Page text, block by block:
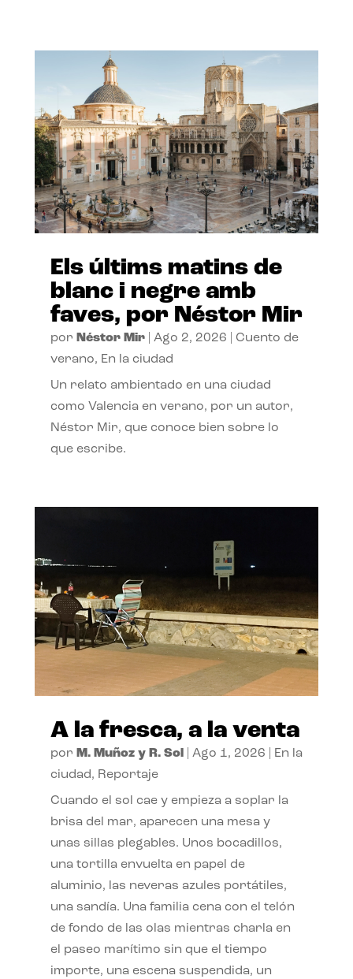
Els últims matins de
blanc i negre amb
faves, por Néstor Mir
por Néstor Mir| Ago 2, 2026
Cuento de
verano, En la ciudad
Un relato ambientado en una ciudad
como Valencia en verano, por un autor,
Néstor Mir, que conoce bien sobre lo
que escribe.
A la fresca, a la venta
por M. Muñoz y R. Sol| Ago 1, 2026
En la
ciudad, Reportaje
Cuando el sol cae y empieza a soplar la
brisa del mar, aparecen una mesa y
unas sillas plegables. Unos bocadillos,
una tortilla envuelta en papel de
aluminio, las neveras azules portátiles,
una sandía. Una familia cena con el telón
de fondo de las olas mientras charla en
el paseo marítimo sin que el tiempo
importe, una escena suspendida, un